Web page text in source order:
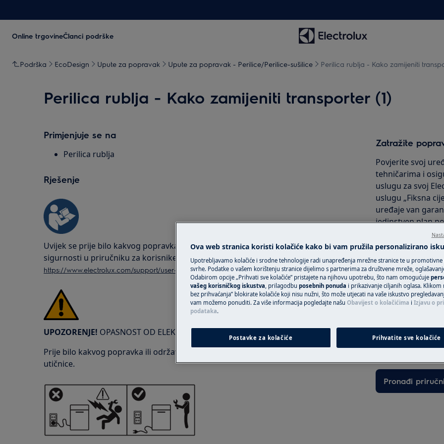
Online trgovineČlanci podrške
Podrška EcoDesign Upute za popravak Upute za popravak - Perilice/Perilice-sušilice Perilica rublja - Kako zamijeniti
Perilica rublja - Kako zamijeniti transporter (1)
Primjenjuje se na
Perilica rublja
Rješenje
Uvijek se prije bilo kakvog popravka ili održavanja posavjetujte s informacijama o
sigurnosti u priručniku za korisnike vašeg proizvoda.
https://www.electrolux.com/support/user-manuals/
UPOZORENJE! OPASNOST OD ELEKTRIČNOG UDARA
Prije bilo kakvog popravka ili održavanja, isključite uređaj i odspojite utikač iz
utičnice.
Zatražite
Povjerite svoj
tehničarima i
uslugu za svoj
uslugu „Fiksna
uređaje van
jedinstven plan
intervenciju po
Rezerviraj
Pronađite svoj
Riješite
dokumentaciju o
Pronađi
Ova web stranica koristi kolačiće kako bi vam pružila personalizirano
Upotrebljavamo kolačiće i srodne tehnologije radi unapređenja mrežne stranice te u
svrhe. Podatke o vašem korištenju stranice dijelimo s partnerima za društvene mreže,
Odabirom opcije „Prihvati sve kolačiće” pristajete na njihovu upotrebu, što nam omogućuje
vašeg korisničkog iskustva, prilagodbu posebnih ponuda i prikazivanje ciljanih oglasa. Klikom
bez prihvaćanja” blokirate kolačiće koji nisu nužni, što može utjecati na vaše iskustvo
vam možemo ponuditi. Za više informacija pogledajte našu Obavijest o kolačićima i Izjavu o
podataka.
Postavke za kolačiće Prihvatite sve kolačiće